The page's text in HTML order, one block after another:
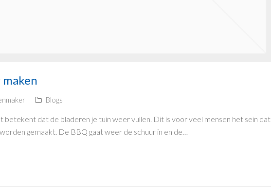
Blogs
betekent dat de bladeren je tuin weer vullen. Dit is voor veel mensen het sein dat
gemaakt. De BBQ gaat weer de schuur in en de…